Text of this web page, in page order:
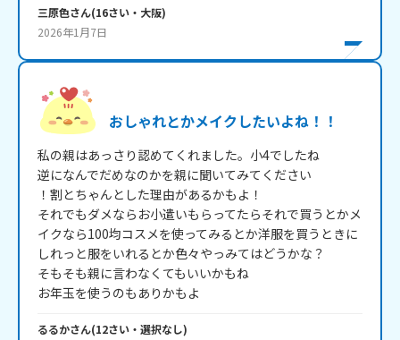
三原色さん(16さい・ 大阪)
2026年1月7日
おしゃれとかメイクしたいよね！！
私の親はあっさり認めてくれました。小4でしたね
逆になんでだめなのかを親に聞いてみてください
！割とちゃんとした理由があるかもよ！
それでもダメならお小遣いもらってたらそれで買うとかメ
イクなら100均コスメを使ってみるとか洋服を買うときに
しれっと服をいれるとか色々やっみてはどうかな？
そもそも親に言わなくてもいいかもね
お年玉を使うのもありかもよ
るるかさん(12さい・ 選択なし)